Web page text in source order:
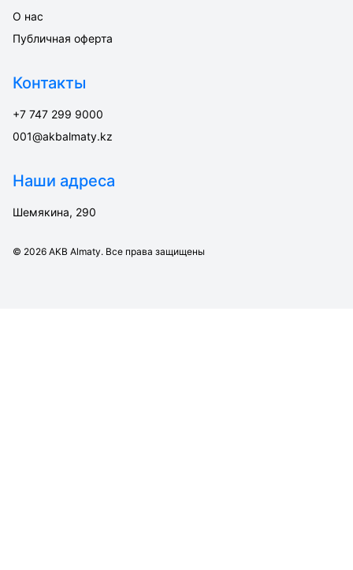
О нас
Публичная оферта
Контакты
+7 747 299 9000
001@akbalmaty.kz
Наши адреса
Шемякина, 290
© 2026 AKB Almaty. Все права защищены